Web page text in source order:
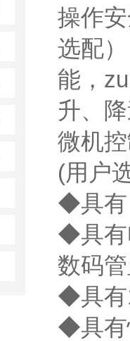
操作
选配
能，
升
微机控
(用户选
◆具有
◆具有
数码
◆具有
◆具有